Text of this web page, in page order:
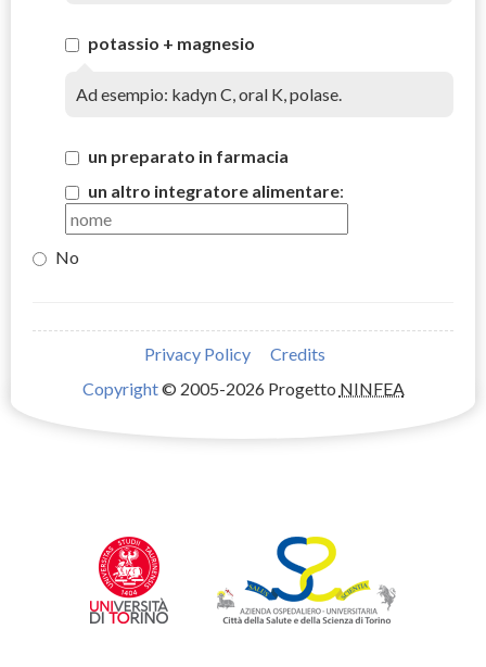
potassio + magnesio
Ad esempio: kadyn C, oral K, polase.
un preparato in farmacia
un altro integratore alimentare:
No
Privacy Policy
Credits
Copyright© 2005-2026 Progetto NINFEA